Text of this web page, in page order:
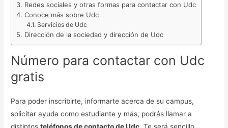
Redes sociales y otras formas para contactar con Udc
Conoce más sobre Udc
Servicios de Udc
Dirección de la sociedad y dirección de Udc
Número para contactar con Udc
gratis
Para poder inscribirte, informarte acerca de su campus,
solicitar ayuda como estudiante y más, podrás llamar a
distintosteléfonos de contacto de Udc. Te será sencillo